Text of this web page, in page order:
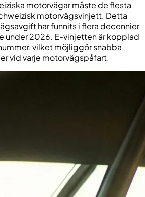
motorvägar måste de flesta
motorvägsvinjett. Detta
har funnits i flera decennier
under 2026. E-vinjetten är kopplad
vilket möjliggör snabba
vid varje motorvägspåfart.